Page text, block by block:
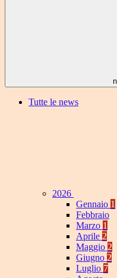
Tutte le news
2026
Gennaio 1
Febbraio
Marzo 1
Aprile 2
Maggio 2
Giugno 2
Luglio 7